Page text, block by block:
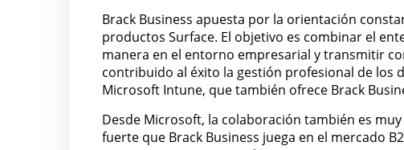
Brack Business apuesta por la orientación
productos Surface. El objetivo es combinar el
manera en el entorno empresarial y transmitir
contribuido al éxito la gestión profesional de los
Microsoft Intune, que también ofrece Brack
Desde Microsoft, la colaboración también es
fuerte que Brack Business juega en el mercado